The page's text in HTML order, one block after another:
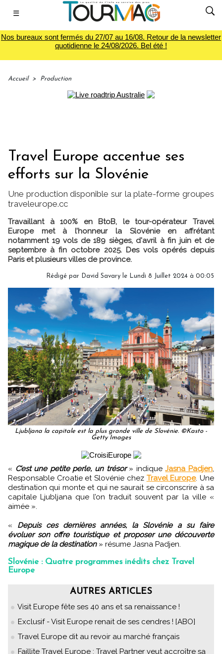
☰
Nos bureaux sont fermés du 27/07 au 16/08. Retour de la newsletter
quotidienne le 24/08/2026. Bel été !
Accueil > Production
Travel Europe accentue ses
efforts sur la Slovénie
Une production disponible sur la plate-forme groupes
traveleurope.cc
Travaillant à 100% en BtoB, le tour-opérateur Travel
Europe met à l’honneur la Slovénie en affrétant
notamment 19 vols de 189 sièges, d'avril à fin juin et de
septembre à fin octobre 2025. Des vols opérés depuis
Paris et plusieurs villes de province.
Rédigé par David Savary le Lundi 8 Juillet 2024 à 00:05
Ljubljana la capitale est la plus grande ville de Slovénie. ©Kasto -
Getty Images
« C’est une petite perle, un trésor» indiqueJasna Padjen,
Responsable Croatie et Slovénie chez Travel Europe. Une
destination qui monte et qui ne saurait se circonscrire à sa
capitale Ljubljana que l’on traduit souvent par la ville «
aimée ».
« Depuis ces dernières années, la Slovénie a su faire
évoluer son offre touristique et proposer une découverte
magique de la destination» résume Jasna Padjen.
Slovénie : Quatre programmes inédits chez Travel
Europe
AUTRES ARTICLES
Visit Europe fête ses 40 ans et sa renaissance !
Exclusif - Visit Europe renait de ses cendres ! [ABO]
Travel Europe dit au revoir au marché français
Faillite Travel Europe : Travel Partner veut accroître sa